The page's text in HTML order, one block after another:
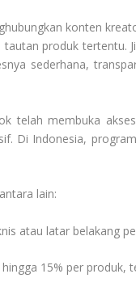
konten
produk tertentu.
sederhana,
telah membuka
Di Indonesia,
lain:
atau latar belakang
15% per produk,